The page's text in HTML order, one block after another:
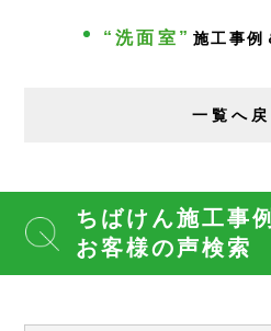
“洗面室” 施工事例
一覧へ戻
ちばけん施工事
お客様の声検索